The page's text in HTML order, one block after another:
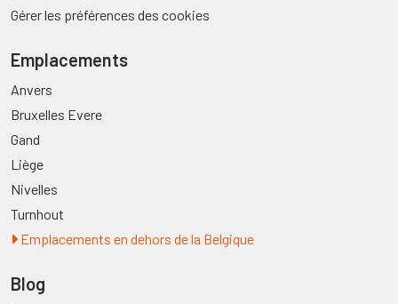
Gérer les préférences des cookies
Emplacements
Anvers
Bruxelles Evere
Gand
Liège
Nivelles
Turnhout
Emplacements en dehors de la Belgique
Blog